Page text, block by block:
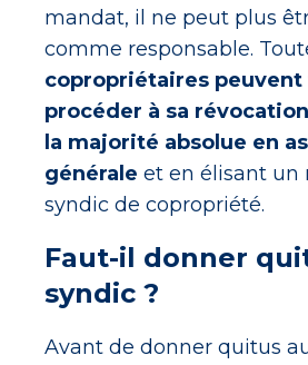
mandat, il ne peut plus
comme responsable.
copropriétaires
procéder à sa
la majorité absolue en
générale et en élisant un
syndic de copropriété.
Faut-il donner
syndic ?
Avant de donner quitus